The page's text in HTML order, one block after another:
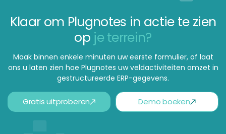
Klaar om Plugnotes in actie te zien
op je terrein?
Maak binnen enkele minuten uw eerste formulier, of laat
ons u laten zien hoe Plugnotes uw veldactiviteiten omzet in
gestructureerde ERP-gegevens.
Gratis uitproberen Demo boeken